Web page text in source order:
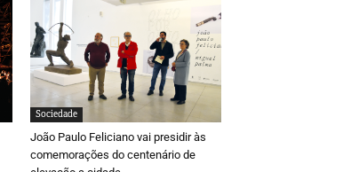
Sociedade
João Paulo Feliciano vai presidir às
comemorações do centenário de